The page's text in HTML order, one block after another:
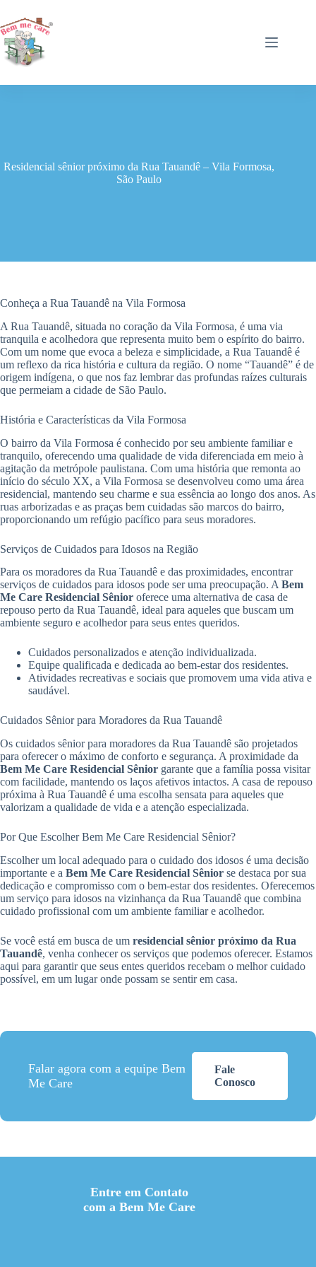
para
o
conteúdo
Residencial sênior próximo da Rua Tauandê – Vila Formosa,
São Paulo
Conheça a Rua Tauandê na Vila Formosa
A Rua Tauandê, situada no coração da Vila Formosa, é uma via
tranquila e acolhedora que representa muito bem o espírito do bairro.
Com um nome que evoca a beleza e simplicidade, a Rua Tauandê é
um reflexo da rica história e cultura da região. O nome “Tauandê” é de
origem indígena, o que nos faz lembrar das profundas raízes culturais
que permeiam a cidade de São Paulo.
História e Características da Vila Formosa
O bairro da Vila Formosa é conhecido por seu ambiente familiar e
tranquilo, oferecendo uma qualidade de vida diferenciada em meio à
agitação da metrópole paulistana. Com uma história que remonta ao
início do século XX, a Vila Formosa se desenvolveu como uma área
residencial, mantendo seu charme e sua essência ao longo dos anos. As
ruas arborizadas e as praças bem cuidadas são marcos do bairro,
proporcionando um refúgio pacífico para seus moradores.
Serviços de Cuidados para Idosos na Região
Para os moradores da Rua Tauandê e das proximidades, encontrar
serviços de cuidados para idosos pode ser uma preocupação. A Bem
Me Care Residencial Sênior oferece uma alternativa de casa de
repouso perto da Rua Tauandê, ideal para aqueles que buscam um
ambiente seguro e acolhedor para seus entes queridos.
Cuidados personalizados e atenção individualizada.
Equipe qualificada e dedicada ao bem-estar dos residentes.
Atividades recreativas e sociais que promovem uma vida ativa e
saudável.
Cuidados Sênior para Moradores da Rua Tauandê
Os cuidados sênior para moradores da Rua Tauandê são projetados
para oferecer o máximo de conforto e segurança. A proximidade da
Bem Me Care Residencial Sênior garante que a família possa visitar
com facilidade, mantendo os laços afetivos intactos. A casa de repouso
próxima à Rua Tauandê é uma escolha sensata para aqueles que
valorizam a qualidade de vida e a atenção especializada.
Por Que Escolher Bem Me Care Residencial Sênior?
Escolher um local adequado para o cuidado dos idosos é uma decisão
importante e a Bem Me Care Residencial Sênior se destaca por sua
dedicação e compromisso com o bem-estar dos residentes. Oferecemos
um serviço para idosos na vizinhança da Rua Tauandê que combina
cuidado profissional com um ambiente familiar e acolhedor.
Se você está em busca de um residencial sênior próximo da Rua
Tauandê, venha conhecer os serviços que podemos oferecer. Estamos
aqui para garantir que seus entes queridos recebam o melhor cuidado
possível, em um lugar onde possam se sentir em casa.
Falar agora com a equipe Bem
Me Care
Fale
Conosco
Entre em Contato
com a Bem Me Care